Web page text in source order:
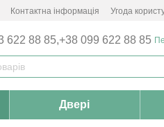
Контактна інформація Угода
622 88 85,+38 099 622 88 85
Двері